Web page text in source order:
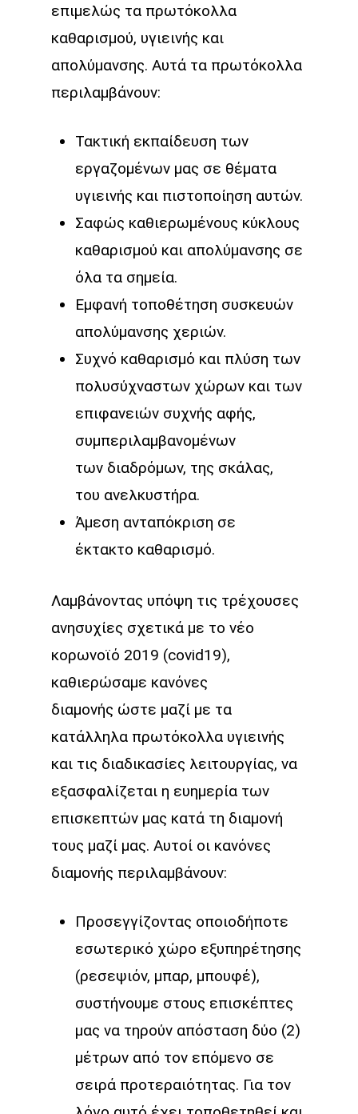
επιμελώς τα πρωτόκολλα
καθαρισμού, υγιεινής και
απολύμανσης. Αυτά τα πρωτόκολλα
περιλαμβάνουν:
Τακτική εκπαίδευση των
εργαζομένων μας σε θέματα
υγιεινής και πιστοποίηση αυτών.
Σαφώς καθιερωμένους κύκλους
καθαρισμού και απολύμανσης σε
όλα τα σημεία.
Εμφανή τοποθέτηση συσκευών
απολύμανσης χεριών.
Συχνό καθαρισμό και πλύση των
πολυσύχναστων χώρων και των
επιφανειών συχνής αφής,
συμπεριλαμβανομένων
των διαδρόμων, της σκάλας,
του ανελκυστήρα.
Άμεση ανταπόκριση σε
έκτακτο καθαρισμό.
Λαμβάνοντας υπόψη τις τρέχουσες
ανησυχίες σχετικά με το νέο
κορωνοϊό 2019 (covid19),
καθιερώσαμε κανόνες
διαμονής ώστε μαζί με τα
κατάλληλα πρωτόκολλα υγιεινής
και τις διαδικασίες λειτουργίας, να
εξασφαλίζεται η ευημερία των
επισκεπτών μας κατά τη διαμονή
τους μαζί μας. Αυτοί οι κανόνες
διαμονής περιλαμβάνουν:
Προσεγγίζοντας οποιοδήποτε
εσωτερικό χώρο εξυπηρέτησης
(ρεσεψιόν, μπαρ, μπουφέ),
συστήνουμε στους επισκέπτες
μας να τηρούν απόσταση δύο (2)
μέτρων από τον επόμενο σε
σειρά προτεραιότητας. Για τον